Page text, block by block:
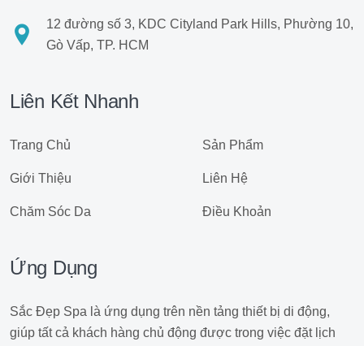
12 đường số 3, KDC Cityland Park Hills, Phường 10,
Gò Vấp, TP. HCM
Liên Kết Nhanh
Trang Chủ
Giới Thiệu
Chăm Sóc Da
Sản Phẩm
Liên Hệ
Điều Khoản
Ứng Dụng
Sắc Đẹp Spa là ứng dụng trên nền tảng thiết bị di động,
giúp tất cả khách hàng chủ động được trong việc đặt lịch